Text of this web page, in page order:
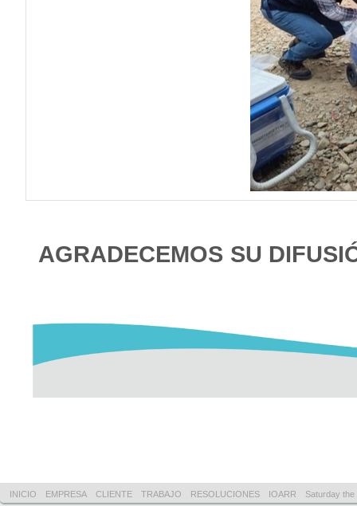
AGRADECEMOS SU
INICIO EMPRESA CLIENTE TRABAJO RESOLUCIONES IOARR Saturday